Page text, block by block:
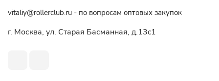
vitaliy@rollerclub.ru - по вопросам оптовых закупок
г. Москва, ул. Старая Басманная, д.13c1